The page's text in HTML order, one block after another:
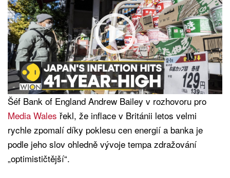
Šéf Bank of England Andrew Bailey v rozhovoru pro
Media Wales řekl, že inflace v Británii letos velmi
rychle zpomalí díky poklesu cen energií a banka je
podle jeho slov ohledně vývoje tempa zdražování
„optimističtější“.